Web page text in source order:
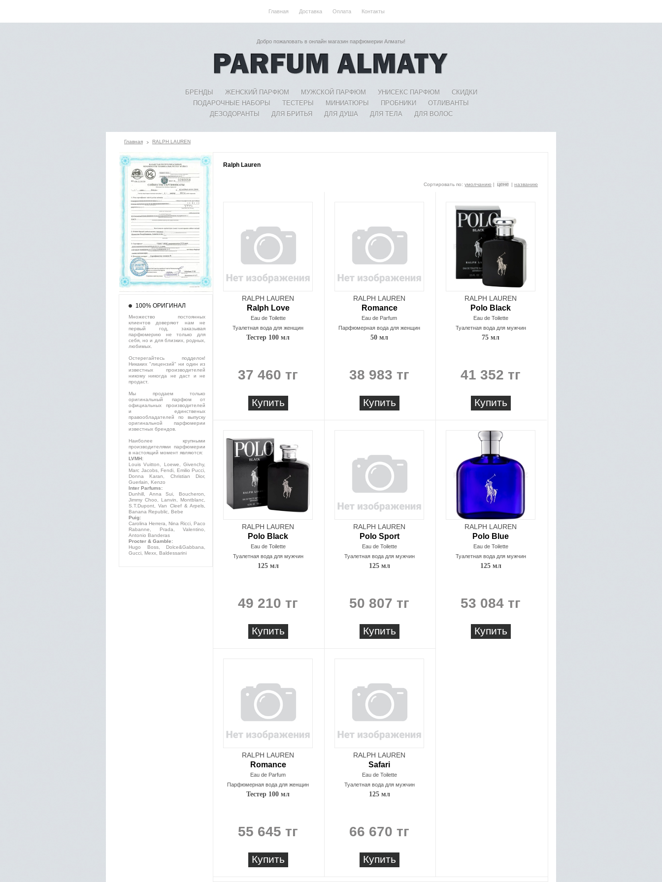
Главная Доставка Оплата Контакты
Добро пожаловать в онлайн магазин парфюмерии Алматы!
БРЕНДЫ ЖЕНСКИЙ ПАРФЮМ МУЖСКОЙ ПАРФЮМ УНИСЕКС ПАРФЮМ
СКИДКИ
ПОДАРОЧНЫЕ НАБОРЫ
ТЕСТЕРЫ МИНИАТЮРЫ ПРОБНИКИ
ОТЛИВАНТЫ
ДЕЗОДОРАНТЫ
ДЛЯ БРИТЬЯ ДЛЯ ДУША ДЛЯ ТЕЛА ДЛЯ ВОЛОС
Главная RALPH LAUREN
Ralph Lauren
Сортировать по: умолчанию | цене | названию
RALPH LAUREN
Ralph Love
Eau de Toilette
Туалетная вода для женщин
Тестер 100 мл
37 460 тг
Купить
RALPH LAUREN
Romance
Eau de Parfum
Парфюмерная вода для женщин
50 мл
38 983 тг
Купить
RALPH LAUREN
Polo Black
Eau de Toilette
Туалетная вода для мужчин
75 мл
41 352 тг
Купить
RALPH LAUREN
Polo Black
Eau de Toilette
Туалетная вода для мужчин
125 мл
49 210 тг
Купить
RALPH LAUREN
Polo Sport
Eau de Toilette
Туалетная вода для мужчин
125 мл
50 807 тг
Купить
RALPH LAUREN
Polo Blue
Eau de Toilette
Туалетная вода для мужчин
125 мл
53 084 тг
Купить
RALPH LAUREN
Romance
Eau de Parfum
Парфюмерная вода для женщин
Тестер 100 мл
55 645 тг
Купить
RALPH LAUREN
Safari
Eau de Toilette
Туалетная вода для мужчин
125 мл
66 670 тг
Купить
100% ОРИГИНАЛ
Множество постоянных
клиентов доверяют нам не
первый год, заказывая
парфюмерию не только для
себя, но и для близких, родных,
любимых.
Остерегайтесь подделок!
Никаких "лицензий" ни один из
известных производителей
никому никогда не даст и не
продаст.
Мы продаем только
оригинальный парфюм от
официальных производителей
и единственых
правообладателей по выпуску
оригинальной парфюмерии
известных брендов.
Наиболее крупными
производителями парфюмерии
в настоящий момент являются:
LVMH:
Louis Vuitton, Loewe, Givenchy,
Marc Jacobs, Fendi, Emilio Pucci,
Donna Karan, Christian Dior,
Guerlain, Kenzo
Inter Parfums:
Dunhill, Anna Sui, Boucheron,
Jimmy Choo, Lanvin, Montblanc,
S.T.Dupont, Van Cleef & Arpels,
Banana Republic, Bebe
Puig:
Carolina Herrera, Nina Ricci, Paco
Rabanne, Prada, Valentino,
Antonio Banderas
Procter & Gamble:
Hugo Boss, Dolce&Gabbana,
Gucci, Mexx, Baldessarini